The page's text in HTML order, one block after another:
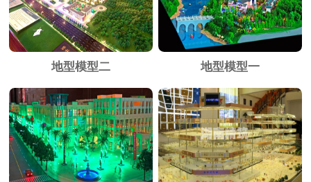
地型模型二 地型模型一